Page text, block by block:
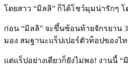
โดยสาว “มิลลิ” ก็ได้โชว์มุมน่ารักๆ โ
ก่อน “มิลลิ” จะขึ้นซ้อนท้ายจักรยาน
มอง สมฐานะแร็ปเปอร์ตัวท็อปของไ
แต่แร็ปอย่างเดียวก็ยังไม่พอ! งานนี้